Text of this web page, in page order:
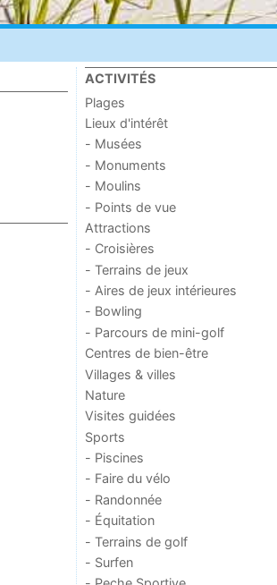
ACTIVITÉS
Plages
Lieux d'intérêt
- Musées
- Monuments
- Moulins
- Points de vue
Attractions
- Croisières
- Terrains de jeux
- Aires de jeux intérieures
- Bowling
- Parcours de mini-golf
Centres de bien-être
Villages & villes
Nature
Visites guidées
Sports
- Piscines
- Faire du vélo
- Randonnée
- Équitation
- Terrains de golf
- Surfen